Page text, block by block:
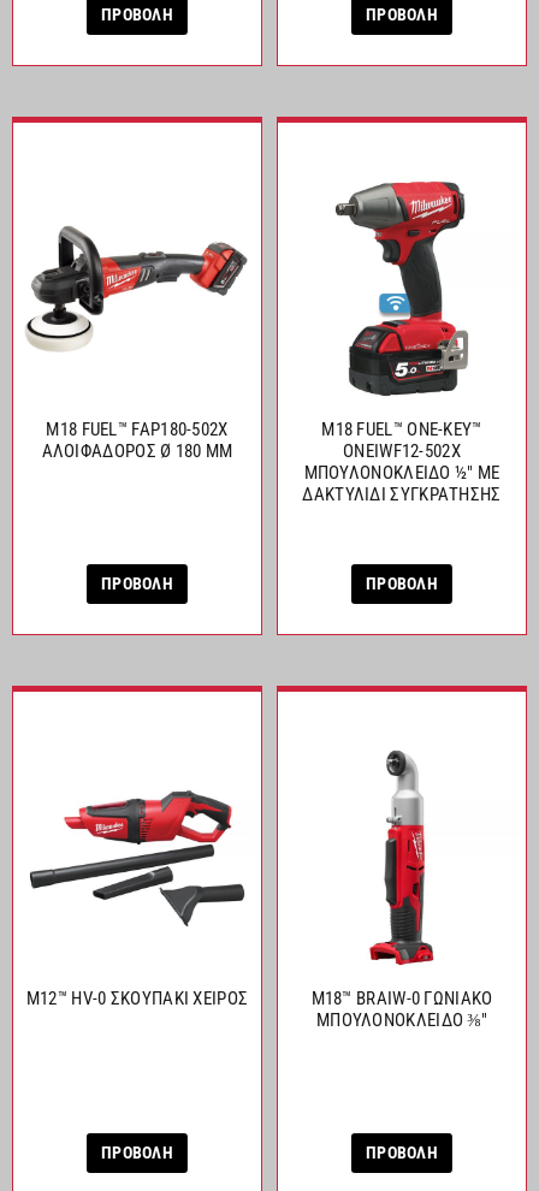
ΠΡΟΒΟΛΗ ΠΡΟΒΟΛΗ
M18 FUEL™ FAP180-502X
ΑΛΟΙΦΑΔΟΡΟΣ Ø 180 MM
ΠΡΟΒΟΛΗ
M18 FUEL™ ONE-KEY™
ONEIWF12-502X
ΜΠΟΥΛΟΝΟΚΛΕΙΔΟ ½″ ΜΕ
ΔΑΚΤΥΛΙΔΙ ΣΥΓΚΡΑΤΗΣΗΣ
ΠΡΟΒΟΛΗ
M12™ HV-0 ΣΚΟΥΠΑΚΙ ΧΕΙΡΟΣ
ΠΡΟΒΟΛΗ
M18™ BRAIW-0 ΓΩΝΙΑΚΟ
ΜΠΟΥΛΟΝΟΚΛΕΙΔΟ ⅜″
ΠΡΟΒΟΛΗ